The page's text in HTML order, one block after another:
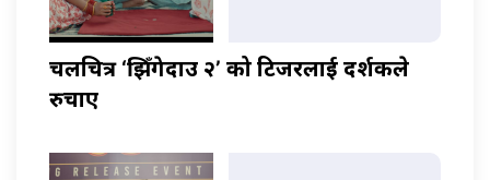
चलचित्र ‘झिँगेदाउ २’ को टिजरलाई दर्शकले
रुचाए